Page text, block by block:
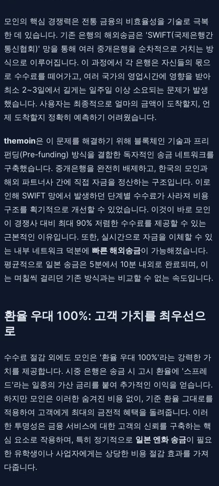
모인의 핵심 경쟁력은 전통 금융의 비효율성을 기술로 극복
한 데 있습니다. 기존 은행의 해외송금은 'SWIFT(국제은행간
통신협회)' 망을 통해 여러 중개은행을 순차적으로 거치는 방
식으로 이루어집니다. 이 과정에서 각 은행은 자신들의 몫으
로 수수료를 떼어가고, 여러 국가의 영업시간에 영향을 받아
최소 2~3일에서 길게는 일주일 이상 소요되는 문제가 발생
했습니다. 사용자는 최종적으로 얼마의 금액이 도착할지, 언
제 도착할지 정확히 예측하기 어려웠습니다.
themoin은 이 문제를 해결하기 위해 블록체인 기술과 프리
펀딩(Pre-funding) 방식을 결합한 독자적인 송금 네트워크를
구축했습니다. 중개은행을 완전히 배제하고, 한국의 모인과
해외 파트너사 간에 직접 자금을 정산하는 구조입니다. 이로
인해 SWIFT 망에서 발생하던 단계별 수수료가 사라져 비용
구조를 획기적으로 개선할 수 있었습니다. 이것이 바로 모인
이 경쟁사 대비 최대 90% 저렴한 수수료를 제공할 수 있는
근본적인 이유입니다. 또한, 실시간으로 자금을 이체할 수 있
는 내부 네트워크 덕분에 빠른 해외송금이 가능해졌습니다.
평균적으로 일본 송금은 5분에서 10분 내외로 완료되며, 이
는 며칠씩 걸리던 기존 방식과는 비교할 수 없는 속도입니다.
환율 우대 100%: 고객 가치를 최우선으
로
수수료 절감 외에도 모인은 '환율 우대 100%'라는 강력한 가
치를 제공합니다. 시중 은행은 송금 시 고시 환율에 '스프레
드'라는 일종의 가산 금리를 붙여 추가적인 이익을 얻습니다.
하지만 모인은 이러한 숨겨진 비용 없이, 기준 환율 그대로를
적용하여 고객에게 최대의 금전적 혜택을 돌려줍니다. 이러
한 투명성은 금융 서비스에 대한 고객의 신뢰를 구축하는 핵
심 요소로 작용하며, 특히 정기적으로 일본 엔화 송금이 필요
한 유학생이나 사업자에게는 상당한 비용 절감 효과를 가져
다줍니다.